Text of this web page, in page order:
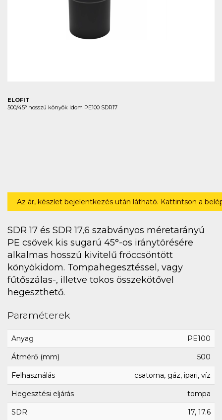
ELOFIT
500/45° hosszú könyök idom PE100 SDR17
Az ár, készlet bejelentkezés után látható. Kattintson a
SDR 17 és SDR 17,6 szabványos méretarányú
PE csövek kis sugarú 45°-os iránytörésére
alkalmas hosszú kivitelű fröccsöntött
könyökidom. Tompahegesztéssel, vagy
fűtőszálas-, illetve tokos összekötővel
hegeszthető.
Paraméterek
Anyag PE100
Átmérő (mm) 500
Felhasználás csatorna, gáz, ipari, víz
Hegesztési eljárás tompa
SDR 17, 17.6